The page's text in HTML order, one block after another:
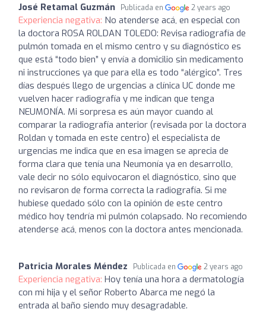
José Retamal Guzmán Publicada en 2 years ago
Experiencia negativa: No atenderse acá, en especial con
la doctora ROSA ROLDAN TOLEDO: Revisa radiografía de
pulmón tomada en el mismo centro y su diagnóstico es
que está “todo bien” y envía a domicilio sin medicamento
ni instrucciones ya que para ella es todo “alérgico”. Tres
días después llego de urgencias a clínica UC donde me
vuelven hacer radiografía y me indican que tenga
NEUMONÍA. Mi sorpresa es aún mayor cuando al
comparar la radiografía anterior (revisada por la doctora
Roldan y tomada en este centro) el especialista de
urgencias me indica que en esa imagen se aprecia de
forma clara que tenía una Neumonía ya en desarrollo,
vale decir no sólo equivocaron el diagnóstico, sino que
no revisaron de forma correcta la radiografía. Si me
hubiese quedado sólo con la opinión de este centro
médico hoy tendría mi pulmón colapsado. No recomiendo
atenderse acá, menos con la doctora antes mencionada.
Patricia Morales Méndez Publicada en 2 years ago
Experiencia negativa: Hoy tenía una hora a dermatología
con mi hija y el señor Roberto Abarca me negó la
entrada al baño siendo muy desagradable.